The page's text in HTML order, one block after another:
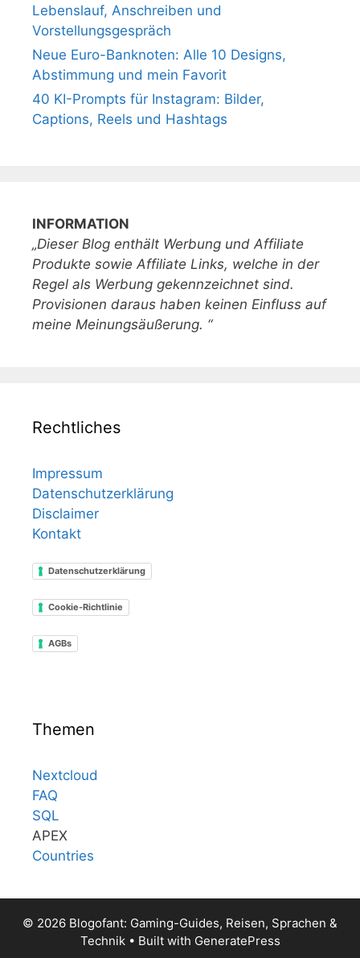
Lebenslauf, Anschreiben und
Vorstellungsgespräch
Neue Euro-Banknoten: Alle 10 Designs,
Abstimmung und mein Favorit
40 KI-Prompts für Instagram: Bilder,
Captions, Reels und Hashtags
INFORMATION
„Dieser Blog enthält Werbung und Affiliate
Produkte sowie Affiliate Links, welche in der
Regel als Werbung gekennzeichnet sind.
Provisionen daraus haben keinen Einfluss auf
meine Meinungsäußerung. “
Rechtliches
Impressum
Datenschutzerklärung
Disclaimer
Kontakt
Datenschutzerklärung
Cookie-Richtlinie
AGBs
Themen
Nextcloud
FAQ
SQL
APEX
Countries
© 2026 Blogofant: Gaming-Guides, Reisen, Sprachen &
Technik• Built with GeneratePress